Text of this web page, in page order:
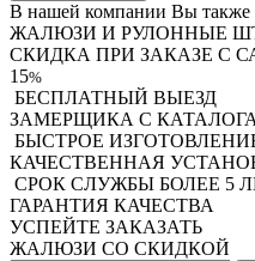
В нашей компании Вы также
ЖАЛЮЗИ И РУЛОННЫЕ
СКИДКА ПРИ ЗАКАЗЕ С
15%
БЕСПЛАТНЫЙ ВЫЕЗД
ЗАМЕРЩИКА С
БЫСТРОЕ
КАЧЕСТВЕННАЯ
СРОК СЛУЖБЫ БОЛЕЕ 5
ГАРАНТИЯ КАЧЕСТВА
УСПЕЙТЕ ЗАКАЗАТЬ
ЖАЛЮЗИ СО СКИДКОЙ